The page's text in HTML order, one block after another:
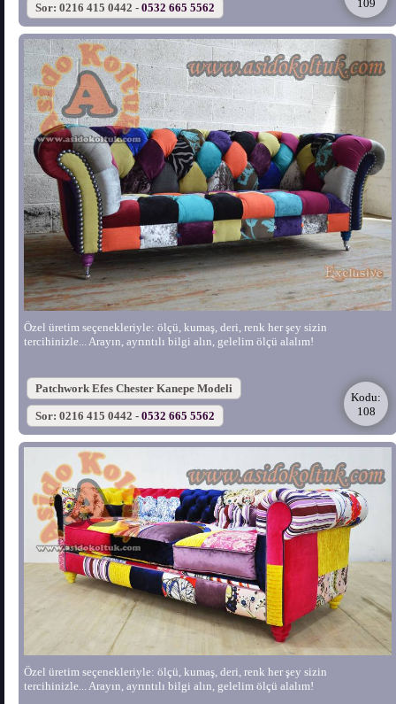
109
Sor: 0216 415 0442 - 0532 665 5562
Özel üretim seçenekleriyle: ölçü, kumaş, deri, renk her şey sizin
tercihinizle... Arayın, ayrıntılı bilgi alın, gelelim ölçü alalım!
Patchwork Efes Chester Kanepe Modeli
Kodu:
108
Sor: 0216 415 0442 - 0532 665 5562
Özel üretim seçenekleriyle: ölçü, kumaş, deri, renk her şey sizin
tercihinizle... Arayın, ayrıntılı bilgi alın, gelelim ölçü alalım!